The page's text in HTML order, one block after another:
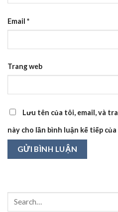
Email *
Trang web
Lưu tên của tôi, email, và
này cho lần bình luận kế tiếp